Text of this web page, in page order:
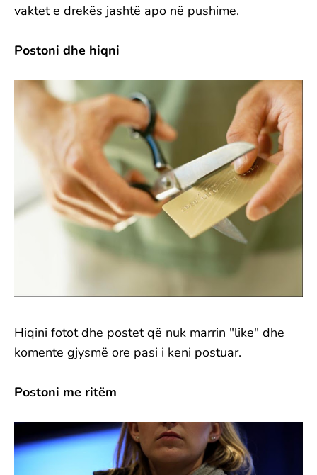
vaktet e drekës jashtë apo në pushime.
Postoni dhe hiqni
Hiqini fotot dhe postet që nuk marrin "like" dhe
komente gjysmë ore pasi i keni postuar.
Postoni me ritëm